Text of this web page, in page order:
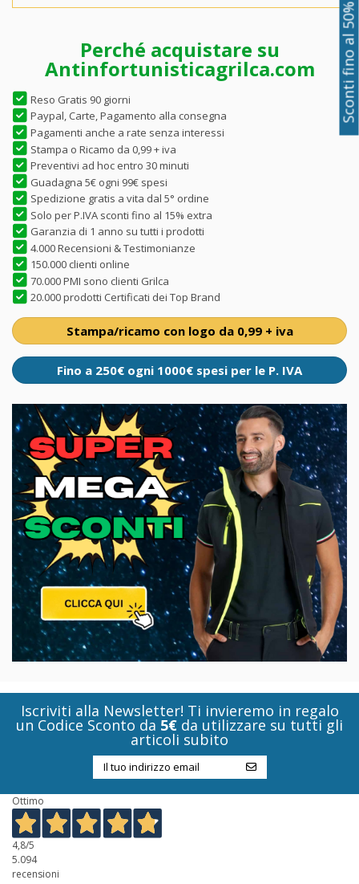
Perché acquistare su
Antinfortunisticagrilca.com
Reso Gratis 90 giorni
Paypal, Carte, Pagamento alla consegna
Pagamenti anche a rate senza interessi
Stampa o Ricamo da 0,99 + iva
Preventivi ad hoc entro 30 minuti
Guadagna 5€ ogni 99€ spesi
Spedizione gratis a vita dal 5° ordine
Solo per P.IVA sconti fino al 15% extra
Garanzia di 1 anno su tutti i prodotti
4.000 Recensioni & Testimonianze
150.000 clienti online
70.000 PMI sono clienti Grilca
20.000 prodotti Certificati dei Top Brand
Stampa/ricamo con logo da 0,99 + iva
Fino a 250€ ogni 1000€ spesi per le P. IVA
Iscriviti alla Newsletter! Ti invieremo in regalo
un Codice Sconto da 5€ da utilizzare su tutti gli
articoli subito
Ottimo
4,8/5
5.094
recensioni
Sconti fino al 50%